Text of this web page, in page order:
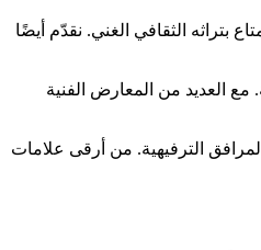
بتراثه الثقافي الغني. نقدّم أيضًا
مع العديد من المعارض الفنية
الترفيهية. من أرقى علامات